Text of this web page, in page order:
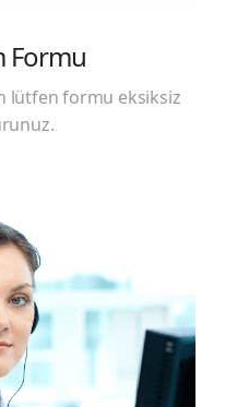
Formu
lütfen formu eksiksiz